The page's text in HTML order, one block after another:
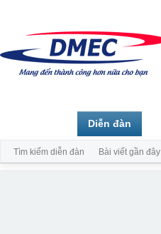
Diễn đàn
Tìm kiếm diễn đàn Bài viết gần đây